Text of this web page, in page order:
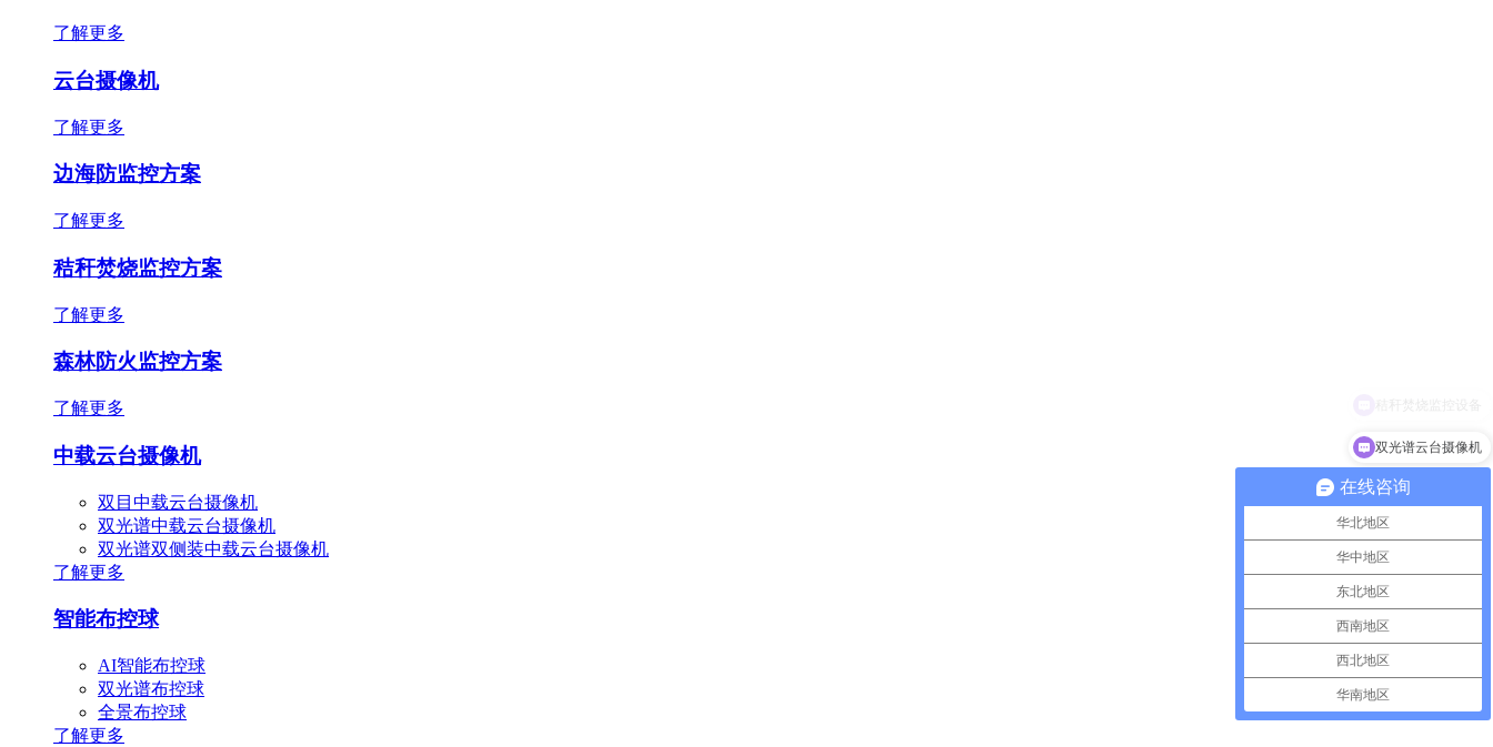
了解更多
云台摄像机
了解更多
边海防监控方案
了解更多
秸秆焚烧监控方案
了解更多
森林防火监控方案
了解更多
中载云台摄像机
双目中载云台摄像机
双光谱中载云台摄像机
双光谱双侧装中载云台摄像机
了解更多
智能布控球
AI智能布控球
双光谱布控球
全景布控球
了解更多
在线咨询
华北地区
华中地区
东北地区
西南地区
西北地区
华南地区
双光谱云台摄像机